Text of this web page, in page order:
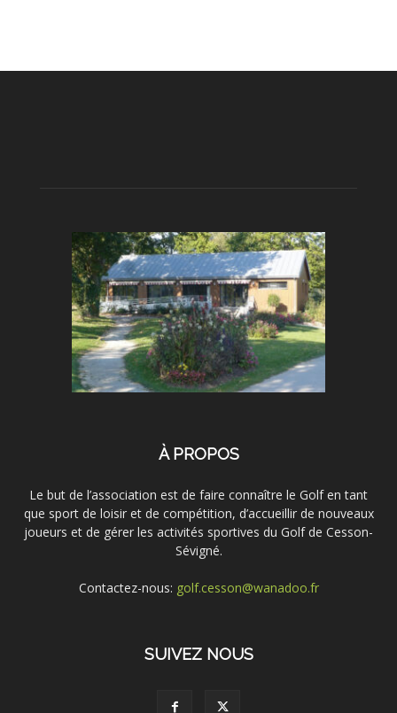
À PROPOS
Le but de l’association est de faire connaître le Golf en tant
que sport de loisir et de compétition, d’accueillir de nouveaux
joueurs et de gérer les activités sportives du Golf de Cesson-
Sévigné.
Contactez-nous: golf.cesson@wanadoo.fr
SUIVEZ NOUS